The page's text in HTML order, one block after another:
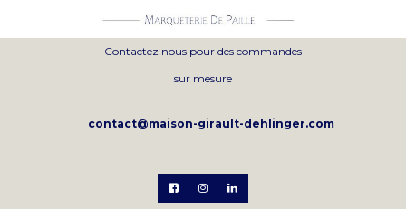
Contactez nous pour des commandes
sur mesure
contact@maison-girault-dehlinger.com
  